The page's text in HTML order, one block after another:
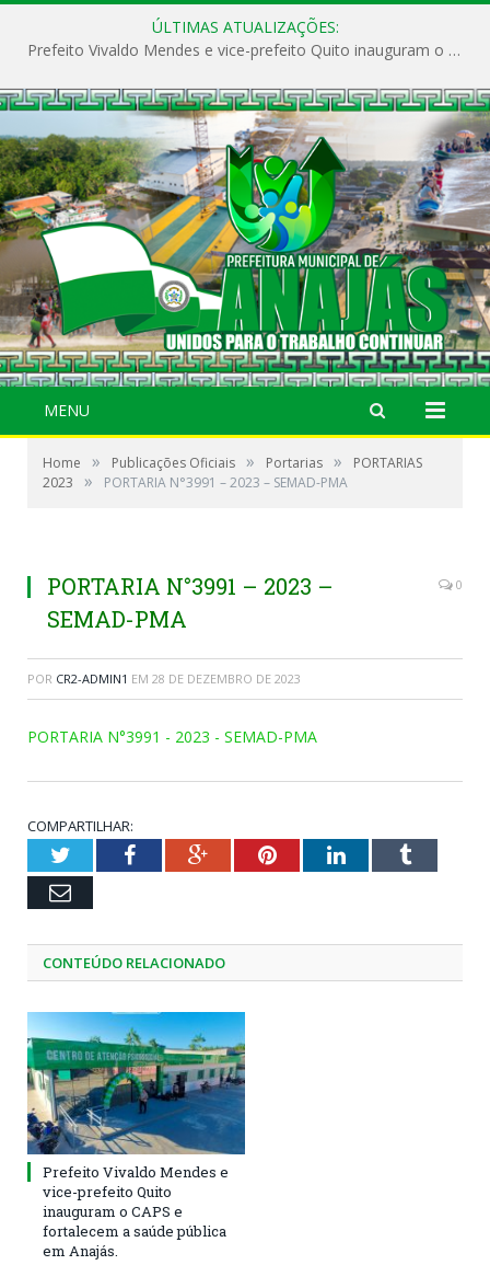
ÚLTIMAS ATUALIZAÇÕES:
Prefeito Vivaldo Mendes e vice-prefeito Quito inauguram o CAPS e fortalecem a saúde pública em Anajás.
MENU
Home » Publicações Oficiais » Portarias »
PORTARIAS
2023
» PORTARIA N°3991 – 2023 – SEMAD-PMA
PORTARIA N°3991 – 2023 –
SEMAD-PMA
0
POR CR2-ADMIN1 EM 28 DE DEZEMBRO DE 2023
PORTARIA N°3991 - 2023 - SEMAD-PMA
COMPARTILHAR:
TwitterFacebookGoogle+PinterestLinkedInTumblr
Email
CONTEÚDO RELACIONADO
Prefeito Vivaldo Mendes e
vice-prefeito Quito
inauguram o CAPS e
fortalecem a saúde pública
em Anajás.